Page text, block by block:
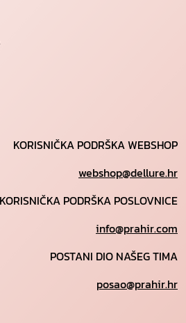
KORISNIČKA PODRŠKA WEBSHOP
webshop@dellure.hr
KORISNIČKA PODRŠKA POSLOVNICE
info@prahir.com
POSTANI DIO NAŠEG TIMA
posao@prahir.hr